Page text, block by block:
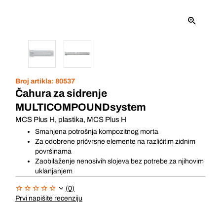
Broj artikla: 80537
Čahura za sidrenje
MULTICOMPOUNDsystem
MCS Plus H, plastika, MCS Plus H
Smanjena potrošnja kompozitnog morta
Za odobrene pričvrsne elemente na različitim zidnim
površinama
Zaobilaženje nenosivih slojeva bez potrebe za njihovim
uklanjanjem
(0)
Prvi napišite recenziju